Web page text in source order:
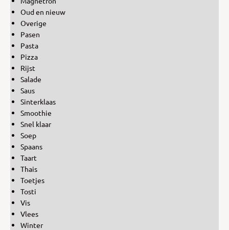
Oud en nieuw
Overige
Pasen
Pasta
Pizza
Rijst
Salade
Saus
Sinterklaas
Smoothie
Snel klaar
Soep
Spaans
Taart
Thais
Toetjes
Tosti
Vis
Vlees
Winter